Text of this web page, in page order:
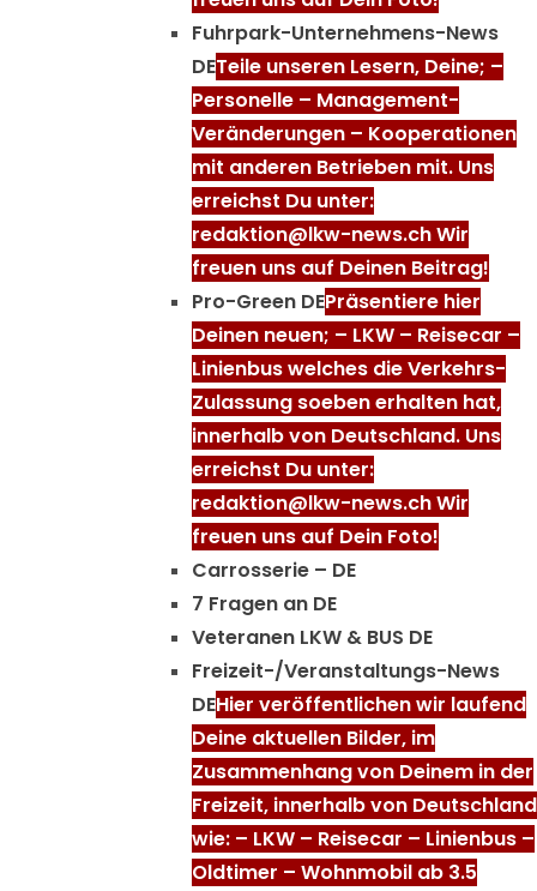
Fuhrpark-Unternehmens-News
DETeile unseren Lesern, Deine; –
Personelle – Management-
Veränderungen – Kooperationen
mit anderen Betrieben mit. Uns
erreichst Du unter:
redaktion@lkw-news.ch Wir
freuen uns auf Deinen Beitrag!
Pro-Green DEPräsentiere hier
Deinen neuen; – LKW – Reisecar –
Linienbus welches die Verkehrs-
Zulassung soeben erhalten hat,
innerhalb von Deutschland. Uns
erreichst Du unter:
redaktion@lkw-news.ch Wir
freuen uns auf Dein Foto!
Carrosserie – DE
7 Fragen an DE
Veteranen LKW & BUS DE
Freizeit-/Veranstaltungs-News
DEHier veröffentlichen wir laufend
Deine aktuellen Bilder, im
Zusammenhang von Deinem in der
Freizeit, innerhalb von Deutschland
wie: – LKW – Reisecar – Linienbus –
Oldtimer – Wohnmobil ab 3.5